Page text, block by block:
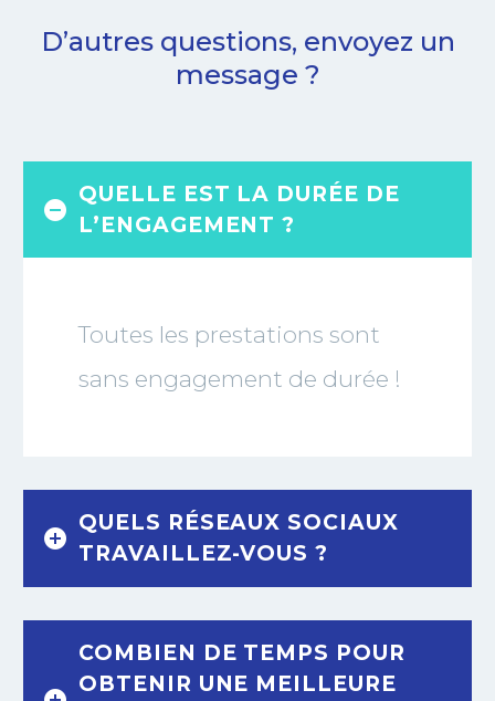
D’autres questions, envoyez un
message ?
QUELLE EST LA DURÉE DE
L’ENGAGEMENT ?
Toutes les prestations sont
sans engagement de durée !
QUELS RÉSEAUX SOCIAUX
TRAVAILLEZ-VOUS ?
COMBIEN DE TEMPS POUR
OBTENIR UNE MEILLEURE